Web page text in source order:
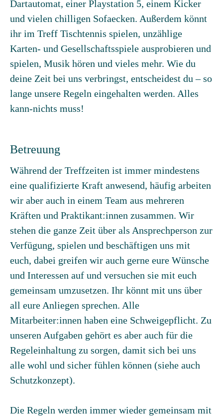
Dartautomat, einer Playstation 5, einem Kicker
und vielen chilligen Sofaecken. Außerdem könnt
ihr im Treff Tischtennis spielen, unzählige
Karten- und Gesellschaftsspiele ausprobieren und
spielen, Musik hören und vieles mehr. Wie du
deine Zeit bei uns verbringst, entscheidest du – so
lange unsere Regeln eingehalten werden. Alles
kann-nichts muss!
Betreuung
Während der Treffzeiten ist immer mindestens
eine qualifizierte Kraft anwesend, häufig arbeiten
wir aber auch in einem Team aus mehreren
Kräften und Praktikant:innen zusammen. Wir
stehen die ganze Zeit über als Ansprechperson zur
Verfügung, spielen und beschäftigen uns mit
euch, dabei greifen wir auch gerne eure Wünsche
und Interessen auf und versuchen sie mit euch
gemeinsam umzusetzen. Ihr könnt mit uns über
all eure Anliegen sprechen. Alle
Mitarbeiter:innen haben eine Schweigepflicht. Zu
unseren Aufgaben gehört es aber auch für die
Regeleinhaltung zu sorgen, damit sich bei uns
alle wohl und sicher fühlen können (siehe auch
Schutzkonzept).
Die Regeln werden immer wieder gemeinsam mit